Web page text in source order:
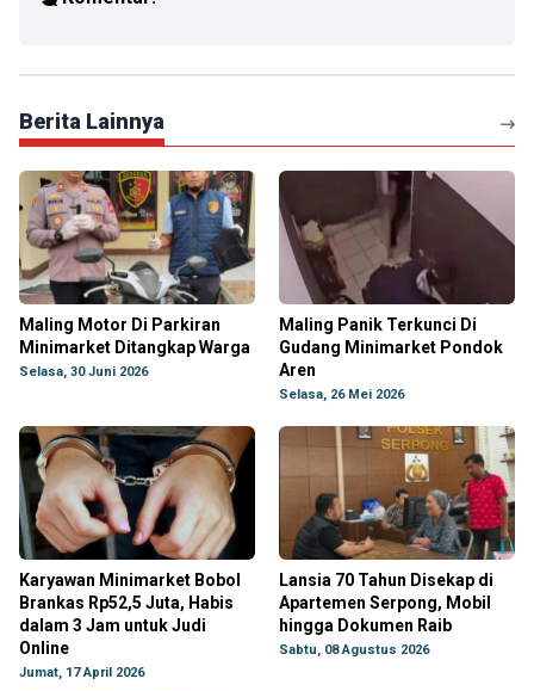
Berita Lainnya
Maling Motor Di Parkiran
Minimarket Ditangkap Warga
Selasa, 30 Juni 2026
Maling Panik Terkunci Di
Gudang Minimarket Pondok
Aren
Selasa, 26 Mei 2026
Karyawan Minimarket Bobol
Brankas Rp52,5 Juta, Habis
dalam 3 Jam untuk Judi
Online
Jumat, 17 April 2026
Lansia 70 Tahun Disekap di
Apartemen Serpong, Mobil
hingga Dokumen Raib
Sabtu, 08 Agustus 2026